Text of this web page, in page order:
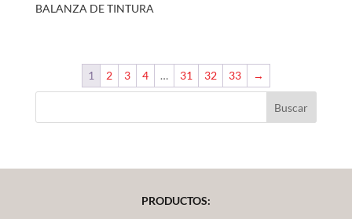
BALANZA DE TINTURA
1 2 3 4 … 31 32 33 →
PRODUCTOS: